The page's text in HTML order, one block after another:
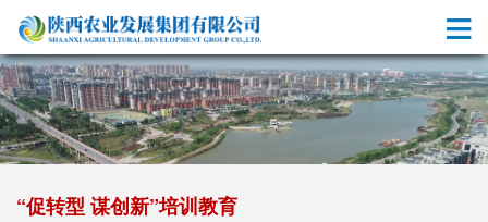
“促转型 谋创新”培训教育